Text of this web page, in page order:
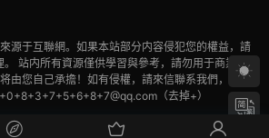
源于互聯網。如果本站部分内容侵犯您的權益，請
站内所有資源僅供學習與參考，請勿用于商業用
由您自己承擔！如有侵權，請來信聯系我們，我們
（去掉+）
備2022022702号-1 版權歸老貓所有